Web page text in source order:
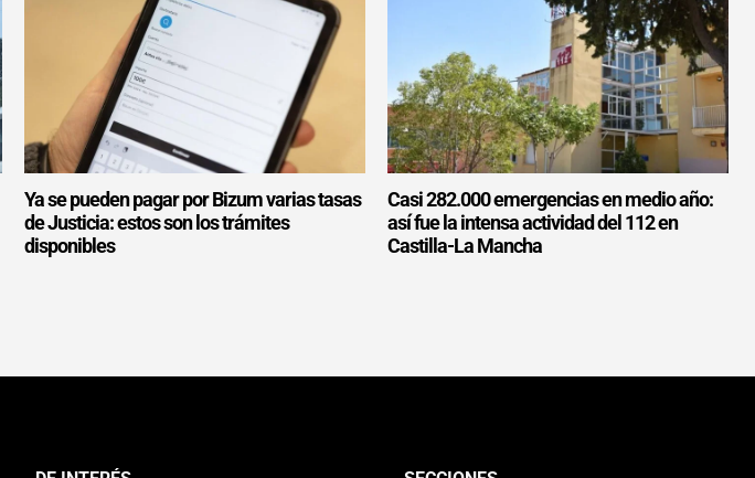
Ya se pueden pagar por Bizum varias tasas
de Justicia: estos son los trámites
disponibles
Casi 282.000 emergencias en medio año:
así fue la intensa actividad del 112 en
Castilla-La Mancha